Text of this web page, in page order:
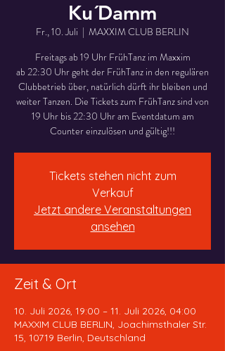
Ku´Damm
Fr., 10. Juli
  |
MAXXIM CLUB BERLIN
Freitags ab 19 Uhr FrühTanz im Maxxim
ab 22:30 Uhr geht der FrühTanz in den regulären
Clubbetrieb über, natürlich dürft ihr bleiben und
weiter Tanzen. Die Tickets zum FrühTanz sind von
19 Uhr bis 22:30 Uhr am Eventdatum am
Counter einzulösen und gültig!!!
Tickets stehen nicht zum
Verkauf
Jetzt andere Veranstaltungen
ansehen
Zeit & Ort
10. Juli 2026, 19:00 – 11. Juli 2026, 04:00
MAXXIM CLUB BERLIN, Joachimsthaler Str.
15, 10719 Berlin, Deutschland